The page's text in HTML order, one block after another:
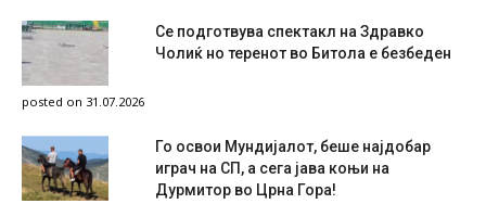
Се подготвува спектакл на Здравко
Чолиќ но теренот во Битола е безбеден
posted on 31.07.2026
Го освои Мундијалот, беше најдобар
играч на СП, а сега јава коњи на
Дурмитор во Црна Гора!